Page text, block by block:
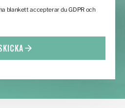
blankett accepterar du GDPR och